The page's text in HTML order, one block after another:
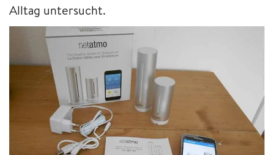
Alltag untersucht.